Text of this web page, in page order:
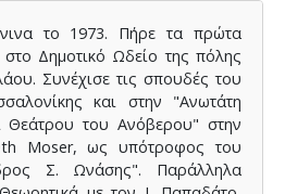
το 1973. Πήρε τα πρώτα
Δημοτικό Ωδείο της πόλης
Συνέχισε τις σπουδές του
και στην "Ανωτάτη
Θεάτρου του Ανόβερου" στην
Moser, ως υπότροφος του
Σ. Ωνάσης". Παράλληλα